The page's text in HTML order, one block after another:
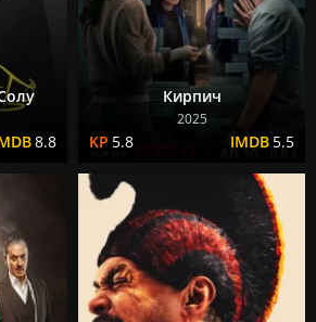
8.8
Кирпич
2025
5.8 5.5